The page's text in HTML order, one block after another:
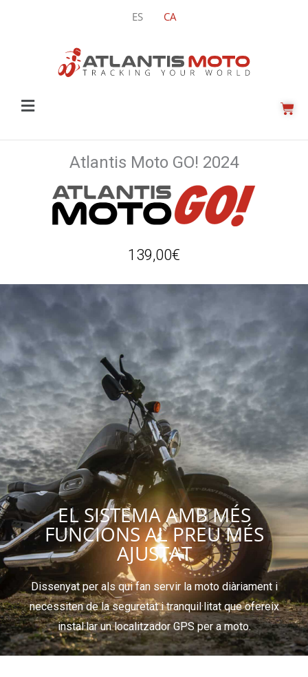
ES CA
Main
Atlantis Moto GO! 2024
139,00€
EL SISTEMA AMB MÉS
FUNCIONS AL PREU MÉS
AJUSTAT
Dissenyat per als qui fan servir la moto diàriament i
necessiten de la seguretat i tranquil·litat que ofereix
instal·lar un localitzador GPS per a moto.